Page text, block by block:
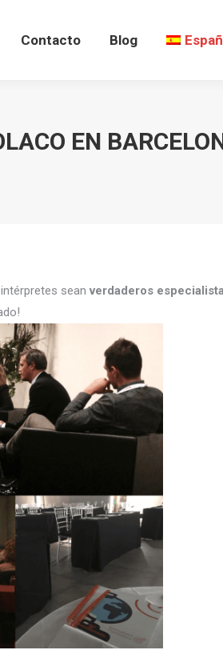
Contacto Blog
EN
sean verdaderos